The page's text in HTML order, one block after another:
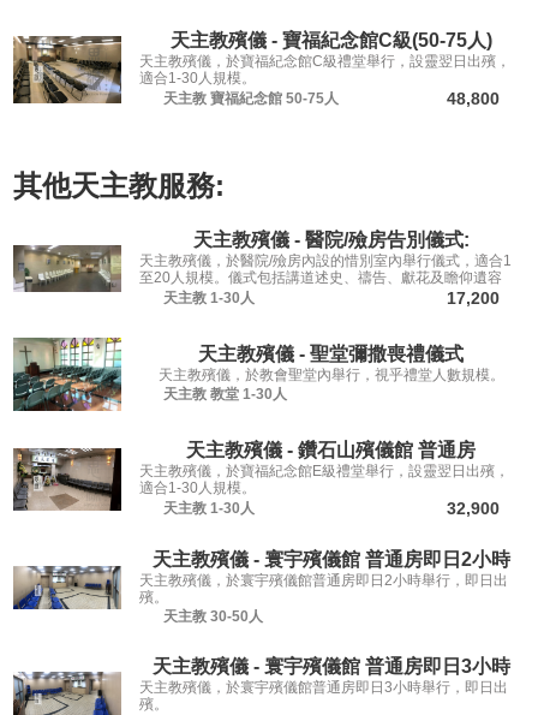
天主教殯儀 - 寶福紀念館C級(50-75人)
天主教殯儀，於寶福紀念館C級禮堂舉行，設靈翌日出殯，
適合1-30人規模。
天主教 寶福紀念館 50-75人 48,800
其他天主教服務:
天主教殯儀 - 醫院/殮房告別儀式:
天主教殯儀，於醫院/殮房內設的惜別室內舉行儀式，適合1
至20人規模。儀式包括講道述史、禱告、獻花及瞻仰遺容
等，讓親友從容道別。
天主教 1-30人 17,200
天主教殯儀 - 聖堂彌撒喪禮儀式
天主教殯儀，於教會聖堂內舉行，視乎禮堂人數規模。
天主教 教堂 1-30人
天主教殯儀 - 鑽石山殯儀館 普通房
天主教殯儀，於寶福紀念館E級禮堂舉行，設靈翌日出殯，
適合1-30人規模。
天主教 1-30人 32,900
天主教殯儀 - 寰宇殯儀館 普通房即日2小時
天主教殯儀，於寰宇殯儀館普通房即日2小時舉行，即日出
殯。
天主教 30-50人
天主教殯儀 - 寰宇殯儀館 普通房即日3小時
天主教殯儀，於寰宇殯儀館普通房即日3小時舉行，即日出
殯。